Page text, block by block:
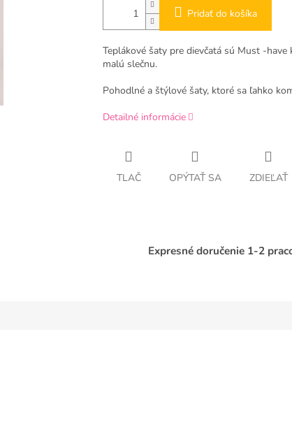
Pridať do košíka
Teplákové šaty pre dievčatá sú Must -have
malú slečnu.
Pohodlné a štýlové šaty, ktoré sa ľahko
Detailné informácie
TLAČ OPÝTAŤ SA ZDIEĽAŤ
Expresné doručenie 1-2